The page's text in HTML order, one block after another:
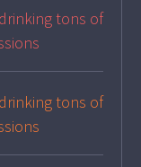
tons of
tons of